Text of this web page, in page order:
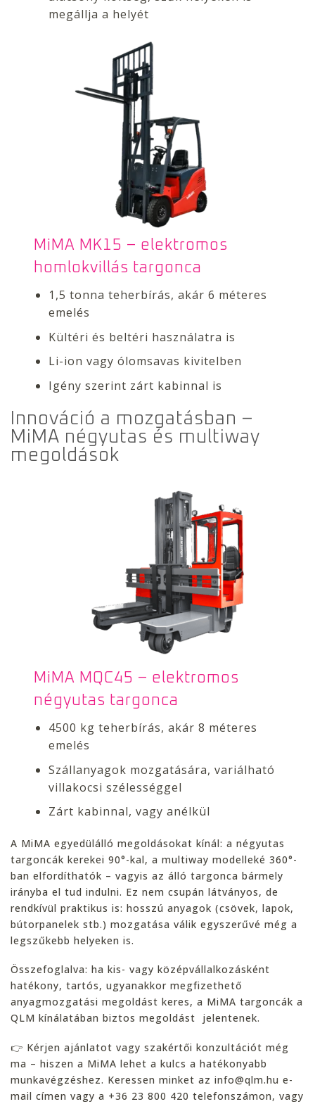
megállja a helyét
MiMA MK15 – elektromos
homlokvillás targonca
1,5 tonna teherbírás, akár 6 méteres
emelés
Kültéri és beltéri használatra is
Li-ion vagy ólomsavas kivitelben
Igény szerint zárt kabinnal is
Innováció a mozgatásban –
MiMA négyutas és multiway
megoldások
MiMA MQC45 – elektromos
négyutas targonca
4500 kg teherbírás, akár 8 méteres
emelés
Szállanyagok mozgatására, variálható
villakocsi szélességgel
Zárt kabinnal, vagy anélkül
A MiMA egyedülálló megoldásokat kínál: a négyutas
targoncák kerekei 90°-kal, a multiway modelleké 360°-
ban elfordíthatók – vagyis az álló targonca bármely
irányba el tud indulni. Ez nem csupán látványos, de
rendkívül praktikus is: hosszú anyagok (csövek, lapok,
bútorpanelek stb.) mozgatása válik egyszerűvé még a
legszűkebb helyeken is.
Összefoglalva: ha kis- vagy középvállalkozásként
hatékony, tartós, ugyanakkor megfizethető
anyagmozgatási megoldást keres, a MiMA targoncák a
QLM kínálatában biztos megoldást jelentenek.
👉 Kérjen ajánlatot vagy szakértői konzultációt még
ma – hiszen a MiMA lehet a kulcs a hatékonyabb
munkavégzéshez. Keressen minket az info@qlm.hu e-
mail címen vagy a +36 23 800 420 telefonszámon, vagy